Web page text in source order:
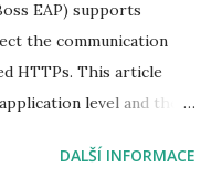
EAP) supports
the communication
HTTPs. This article
level and the
in the deployment
DALŠÍ INFORMACE